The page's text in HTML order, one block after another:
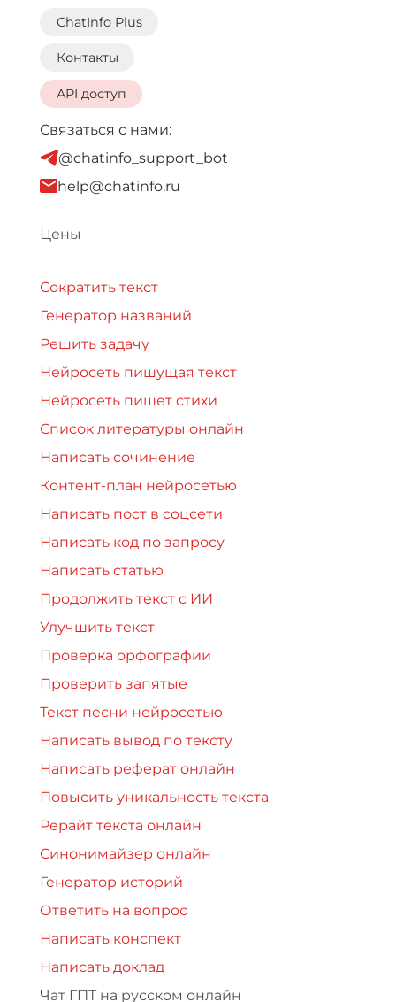
ChatInfo Plus
Контакты
API доступ
Связаться с нами:
@chatinfo_support_bot
help@chatinfo.ru
Цены
Сократить текст
Генератор названий
Решить задачу
Нейросеть пишущая текст
Нейросеть пишет стихи
Список литературы онлайн
Написать сочинение
Контент-план нейросетью
Написать пост в соцсети
Написать код по запросу
Написать статью
Продолжить текст с ИИ
Улучшить текст
Проверка орфографии
Проверить запятые
Текст песни нейросетью
Написать вывод по тексту
Написать реферат онлайн
Повысить уникальность текста
Рерайт текста онлайн
Синонимайзер онлайн
Генератор историй
Ответить на вопрос
Написать конспект
Написать доклад
Чат ГПТ на русском онлайн